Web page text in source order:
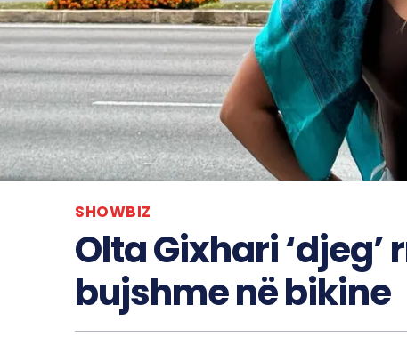
SHOWBIZ
Olta Gixhari
bujshme në bikine